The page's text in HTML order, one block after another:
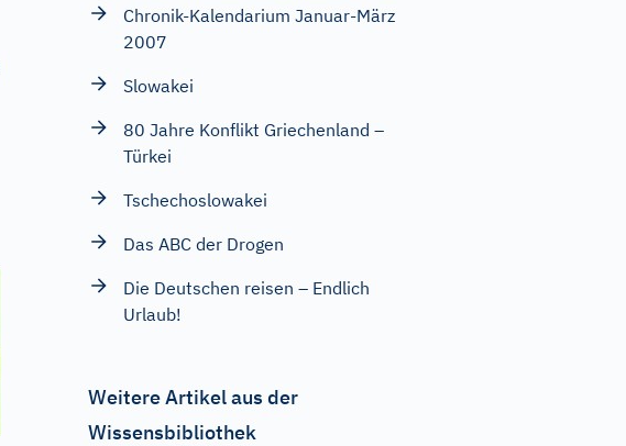
Chronik-Kalendarium Januar-März
2007
Slowakei
80 Jahre Konflikt Griechenland –
Türkei
Tschechoslowakei
Das ABC der Drogen
Die Deutschen reisen – Endlich
Urlaub!
Weitere Artikel aus der
Wissensbibliothek